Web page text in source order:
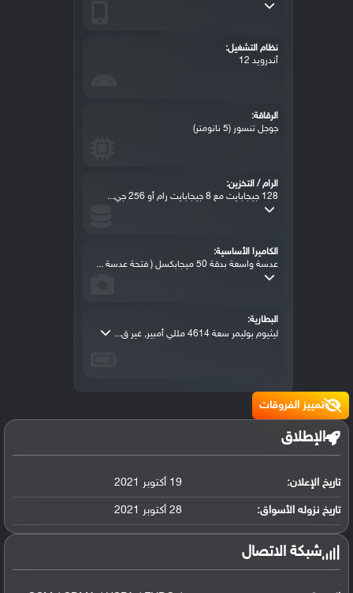
نظام التشغيل:
أندرويد 12
الرقاقة:
جوجل تنسور (5 نانومتر)
الرام / التخزين:
128 جيجابايت مع 8 جيجابايت رام أو 256 جي...
الكاميرا الأساسية:
عدسة واسعة بدقة 50 ميجابكسل ( فتحة عدسة ...
البطارية:
ليثيوم بوليمر سعة 4614 مللي أمبير, غير ق...
تمييز الفروقات
الإطلاق
تاريخ الإعلان: 19 أكتوبر 2021
تاريخ نزوله الأسواق: 28 أكتوبر 2021
شبكة الاتصال